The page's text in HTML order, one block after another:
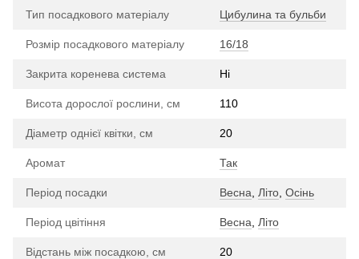
Тип посадкового матеріалу Цибулина та бульби
Розмір посадкового матеріалу 16/18
Закрита коренева система Ні
Висота дорослої рослини, см 110
Діаметр однієї квітки, см 20
Аромат Так
Період посадки Весна Літо Осінь
Період цвітіння Весна Літо
Відстань між посадкою, см 20